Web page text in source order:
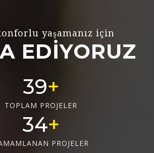
yaşamanız için
EDİYORUZ
53
TOPLAM PROJELER
47
PROJELER